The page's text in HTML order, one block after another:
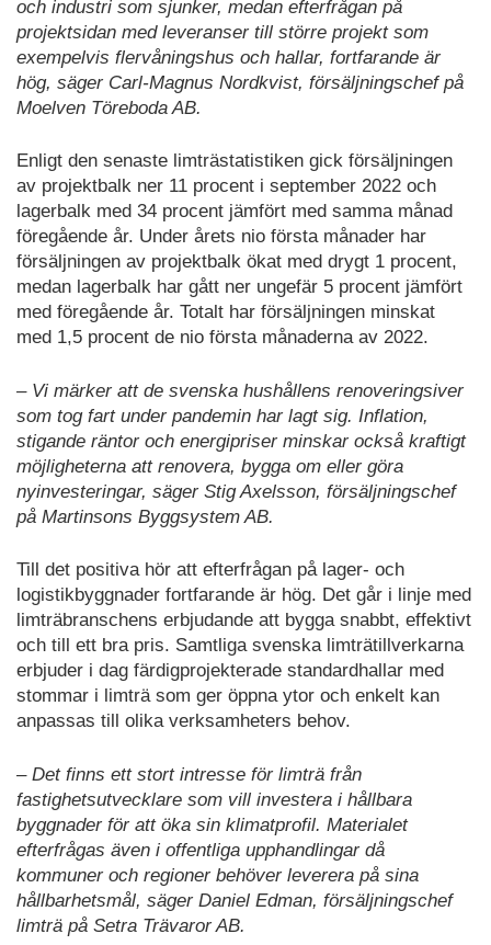
och industri som sjunker, medan efterfrågan på
projektsidan med leveranser till större projekt som
exempelvis flervåningshus och hallar, fortfarande är
hög, säger Carl-Magnus Nordkvist, försäljningschef på
Moelven Töreboda AB.
Enligt den senaste limträstatistiken gick försäljningen
av projektbalk ner 11 procent i september 2022 och
lagerbalk med 34 procent jämfört med samma månad
föregående år. Under årets nio första månader har
försäljningen av projektbalk ökat med drygt 1 procent,
medan lagerbalk har gått ner ungefär 5 procent jämfört
med föregående år. Totalt har försäljningen minskat
med 1,5 procent de nio första månaderna av 2022.
– Vi märker att de svenska hushållens renoveringsiver
som tog fart under pandemin har lagt sig. Inflation,
stigande räntor och energipriser minskar också kraftigt
möjligheterna att renovera, bygga om eller göra
nyinvesteringar, säger Stig Axelsson, försäljningschef
på Martinsons Byggsystem AB.
Till det positiva hör att efterfrågan på lager- och
logistikbyggnader fortfarande är hög. Det går i linje med
limträbranschens erbjudande att bygga snabbt, effektivt
och till ett bra pris. Samtliga svenska limträtillverkarna
erbjuder i dag färdigprojekterade standardhallar med
stommar i limträ som ger öppna ytor och enkelt kan
anpassas till olika verksamheters behov.
– Det finns ett stort intresse för limträ från
fastighetsutvecklare som vill investera i hållbara
byggnader för att öka sin klimatprofil. Materialet
efterfrågas även i offentliga upphandlingar då
kommuner och regioner behöver leverera på sina
hållbarhetsmål, säger Daniel Edman, försäljningschef
limträ på Setra Trävaror AB.